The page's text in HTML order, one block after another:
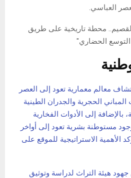
العباسي.
محطة تاريخية على طريق
الحضاري"
معالم معمارية تعود إلى العصر
الحجرية والجدران الطينية
بالإضافة إلى الأدوات الفخارية
مستوطنة بشرية تعود إلى أواخر
الأهمية الاستراتيجية للموقع على
هيئة التراث لدراسة وتوثيق